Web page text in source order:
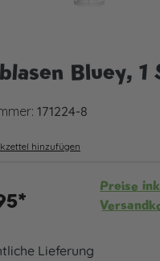
Bluey, 1
171224-8
hinzufügen
Preise
Lieferung